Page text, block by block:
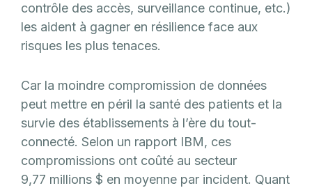
contrôle des accès, surveillance continue, etc.)
les aident à gagner en résilience face aux
risques les plus tenaces.
Car la moindre compromission de données
peut mettre en péril la santé des patients et la
survie des établissements à l’ère du tout-
connecté. Selon un rapport IBM, ces
compromissions ont coûté au secteur
9,77 millions $ en moyenne par incident. Quant